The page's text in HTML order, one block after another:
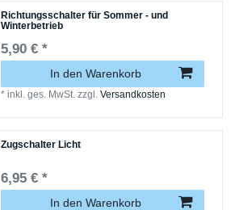
Richtungsschalter für Sommer - und
Winterbetrieb
5,90 € *
In den Warenkorb
*inkl. ges. MwSt. zzgl.Versandkosten
Zugschalter Licht
6,95 € *
In den Warenkorb